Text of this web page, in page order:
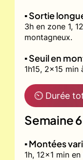
▪️ Sortie
3h en zone 1,
montagneux.
▪️ Seuil en
1h15, 2x15
⏲ Durée
Semaine 6
▪️ Montées
1h, 12x1 min